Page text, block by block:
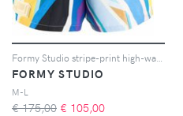
FORMY STUDIO
M-L
€ 175,00 € 105,00